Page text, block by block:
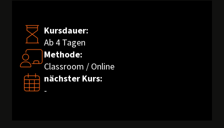
Kursdauer:
Ab 4 Tagen
Methode:
Classroom / Online
nächster Kurs:
-